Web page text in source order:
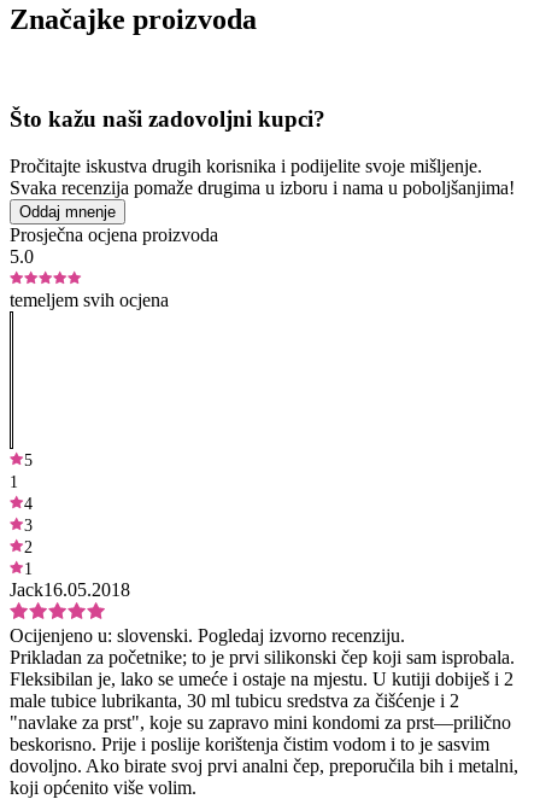
Značajke proizvoda
Što kažu naši zadovoljni kupci?
Pročitajte iskustva drugih korisnika i podijelite svoje mišljenje.
Svaka recenzija pomaže drugima u izboru i nama u poboljšanjima!
Oddaj mnenje
Prosječna ocjena proizvoda
5.0
temeljem svih ocjena
5
1
4
3
2
1
Jack16.05.2018
Ocijenjeno u: slovenski. Pogledaj izvorno recenziju.
Prikladan za početnike; to je prvi silikonski čep koji sam isprobala.
Fleksibilan je, lako se umeće i ostaje na mjestu. U kutiji dobiješ i 2
male tubice lubrikanta, 30 ml tubicu sredstva za čišćenje i 2
"navlake za prst", koje su zapravo mini kondomi za prst—prilično
beskorisno. Prije i poslije korištenja čistim vodom i to je sasvim
dovoljno. Ako birate svoj prvi analni čep, preporučila bih i metalni,
koji općenito više volim.